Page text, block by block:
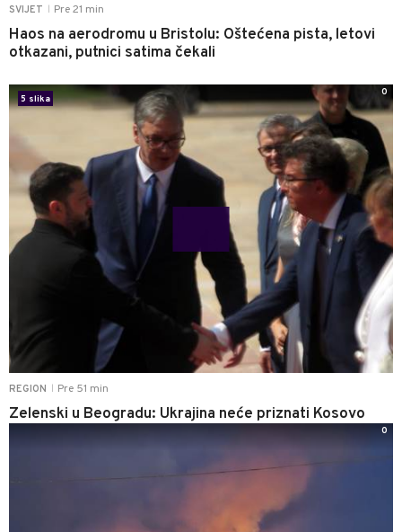
SVIJET Pre 21 min
Haos na aerodromu u Bristolu: Oštećena pista, letovi
otkazani, putnici satima čekali
REGION Pre 51 min
Zelenski u Beogradu: Ukrajina neće priznati Kosovo
5 slika
0
0